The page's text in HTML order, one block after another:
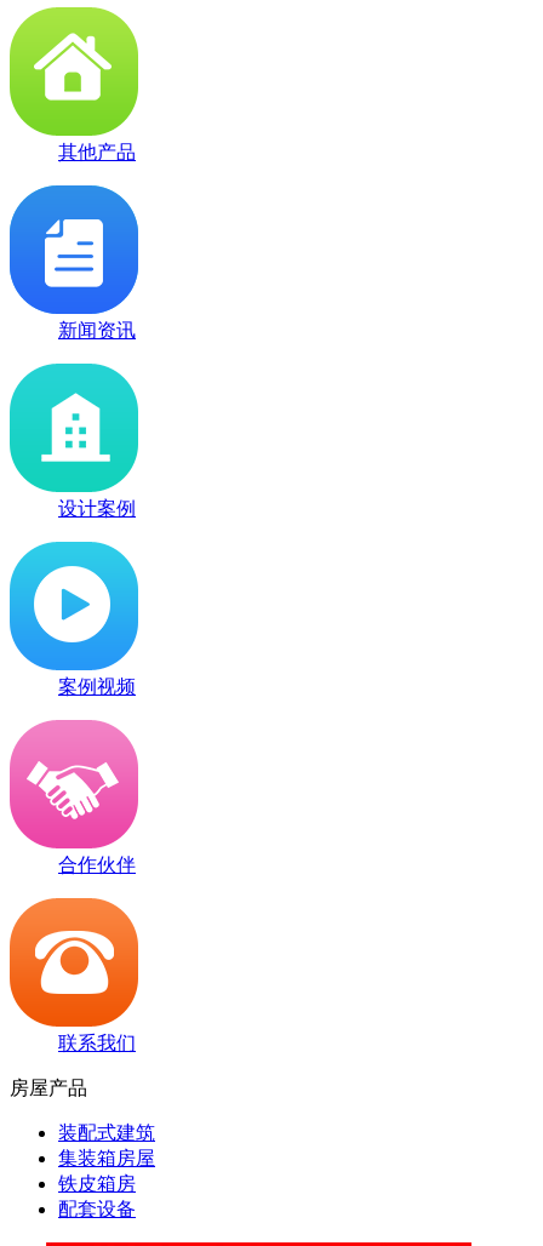
其他产品
新闻资讯
设计案例
案例视频
合作伙伴
联系我们
房屋产品
装配式建筑
集装箱房屋
铁皮箱房
配套设备